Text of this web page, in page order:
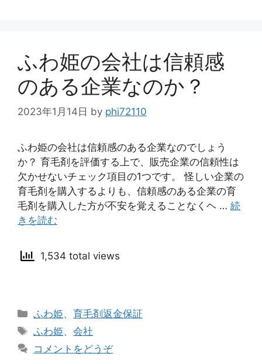
ふわ姫の会社は信頼感
のある企業なのか？
2023年1月14日 by phi72110
ふわ姫の会社は信頼感のある企業なのでしょう
か？ 育毛剤を評価する上で、販売企業の信頼性は
欠かせないチェック項目の1つです。 怪しい企業の
育毛剤を購入するよりも、信頼感のある企業の育
毛剤を購入した方が不安を覚えることなくヘ … 続
きを読む
1,534 total views
カ
テ
リ
ふわ姫、育毛剤返金保証
タ
グ
ふわ姫、会社
コメントをどうぞ